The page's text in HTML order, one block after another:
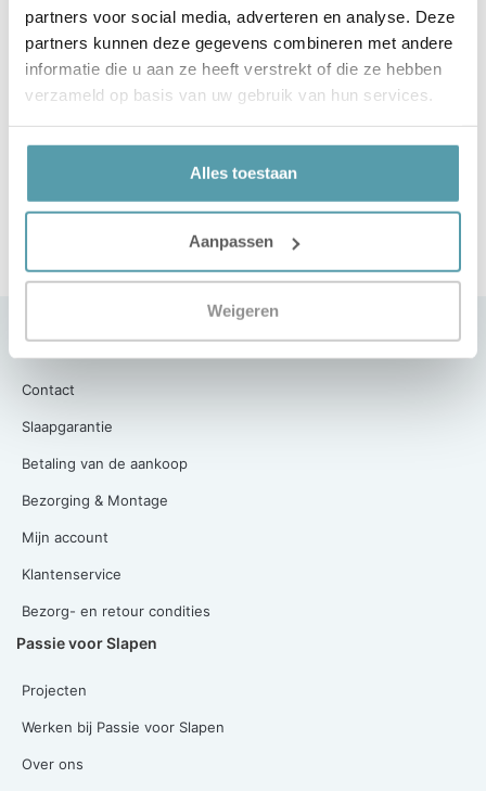
partners voor social media, adverteren en analyse. Deze
partners kunnen deze gegevens combineren met andere
informatie die u aan ze heeft verstrekt of die ze hebben
verzameld op basis van uw gebruik van hun services.
Alles toestaan
Aanpassen
Weigeren
Cassenz: Wollen Dekbedden
Klantenservice
Contact
Slaapgarantie
Betaling van de aankoop
Bezorging & Montage
Mijn account
Klantenservice
Bezorg- en retour condities
Passie voor Slapen
Projecten
Werken bij Passie voor Slapen
Over ons